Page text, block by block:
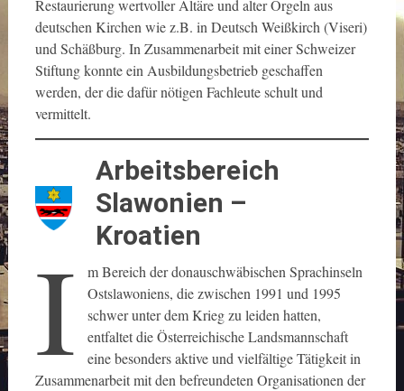
Restaurierung wertvoller Altäre und alter Orgeln aus
deutschen Kirchen wie z.B. in Deutsch Weißkirch (Viseri)
und Schäßburg. In Zusammenarbeit mit einer Schweizer
Stiftung konnte ein Ausbildungsbetrieb geschaffen
werden, der die dafür nötigen Fachleute schult und
vermittelt.
Arbeitsbereich
Slawonien –
Kroatien
I
m Bereich der donauschwäbischen Sprachinseln
Ostslawoniens, die zwischen 1991 und 1995
schwer unter dem Krieg zu leiden hatten,
entfaltet die Österreichische Landsmannschaft
eine besonders aktive und vielfältige Tätigkeit in
Zusammenarbeit mit den befreundeten Organisationen der